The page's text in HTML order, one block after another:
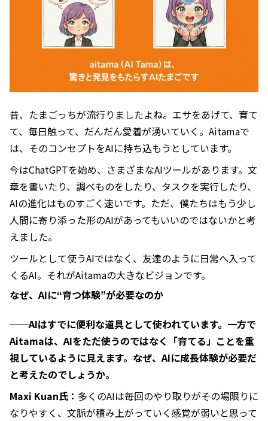
昔、たまごっちが流行りましたよね。エサをあげて、育て
て、毎日触って、だんだん愛着が湧いていく。Aitamaで
は、そのコンセプトをAIに持ち込もうとしています。
今はChatGPTを始め、さまざまなAIツールがあります。文
章を書いたり、調べものをしたり、タスクを実行したり、
AIの進化はものすごく速いです。ただ、僕たちはもう少し
人間に寄り添った形のAIがあってもいいのではないかと考
えました。
ツールとして使うAIではなく、友達のように日常へ入って
くるAI。それがAitamaの大きなビジョンです。
なぜ、AIに“育つ体験”が必要なのか
──AIはすでに便利な道具として使われています。一方で
Aitamaは、AIをただ使うのではなく「育てる」ことを重
視しているように見えます。なぜ、AIに成長体験が必要だ
と考えたのでしょうか。
Maxi Kuan氏： 多くのAIは毎回のやり取りがその場限りに
なりやすく、文脈が積み上がっていく感覚が弱いと思って